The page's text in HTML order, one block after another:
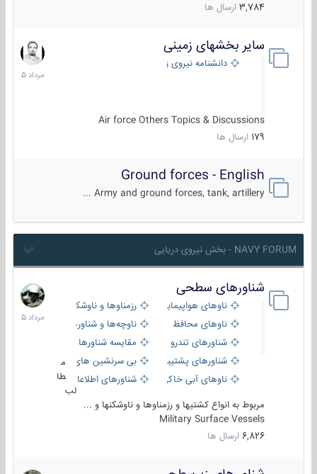
3,784 ارسال ها
سایر بخشهای زمینی
دانشنامه نیروی زمینی
Air force Others Topics & Discussions
179 ارسال ها
9
مرداد
1405
Ground forces - English
Army and ground forces, tank, artillery ...
NAVY FORUM - بخش نیروی دریایی
شناورهای سطحی
ناوهای هواپیمابر و بالگرد بررزمناوها و ناوشکن‌ها
ناوهای محافظ
ناوچه‌ها و شناورهای گشتی
شناورهای تندرو
مقایسه شناورها
شناورهای پشتیبانی
بی سرنشین های دریایی
ناوهای آبی خاکی و نیروبرشناورهای اطلاعاتی و جاسوسی
طا
لب
مربوط به انواع کشتیها و رزمناوها و ناوشکنها و ...
Military Surface Vessels
6,826 ارسال ها
2
مرداد
1405